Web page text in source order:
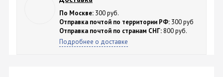
По Москве: 300 руб.
Отправка почтой по территории РФ: 300 руб
Отправка почтой по странам СНГ: 800 руб.
Подробнее о доставке